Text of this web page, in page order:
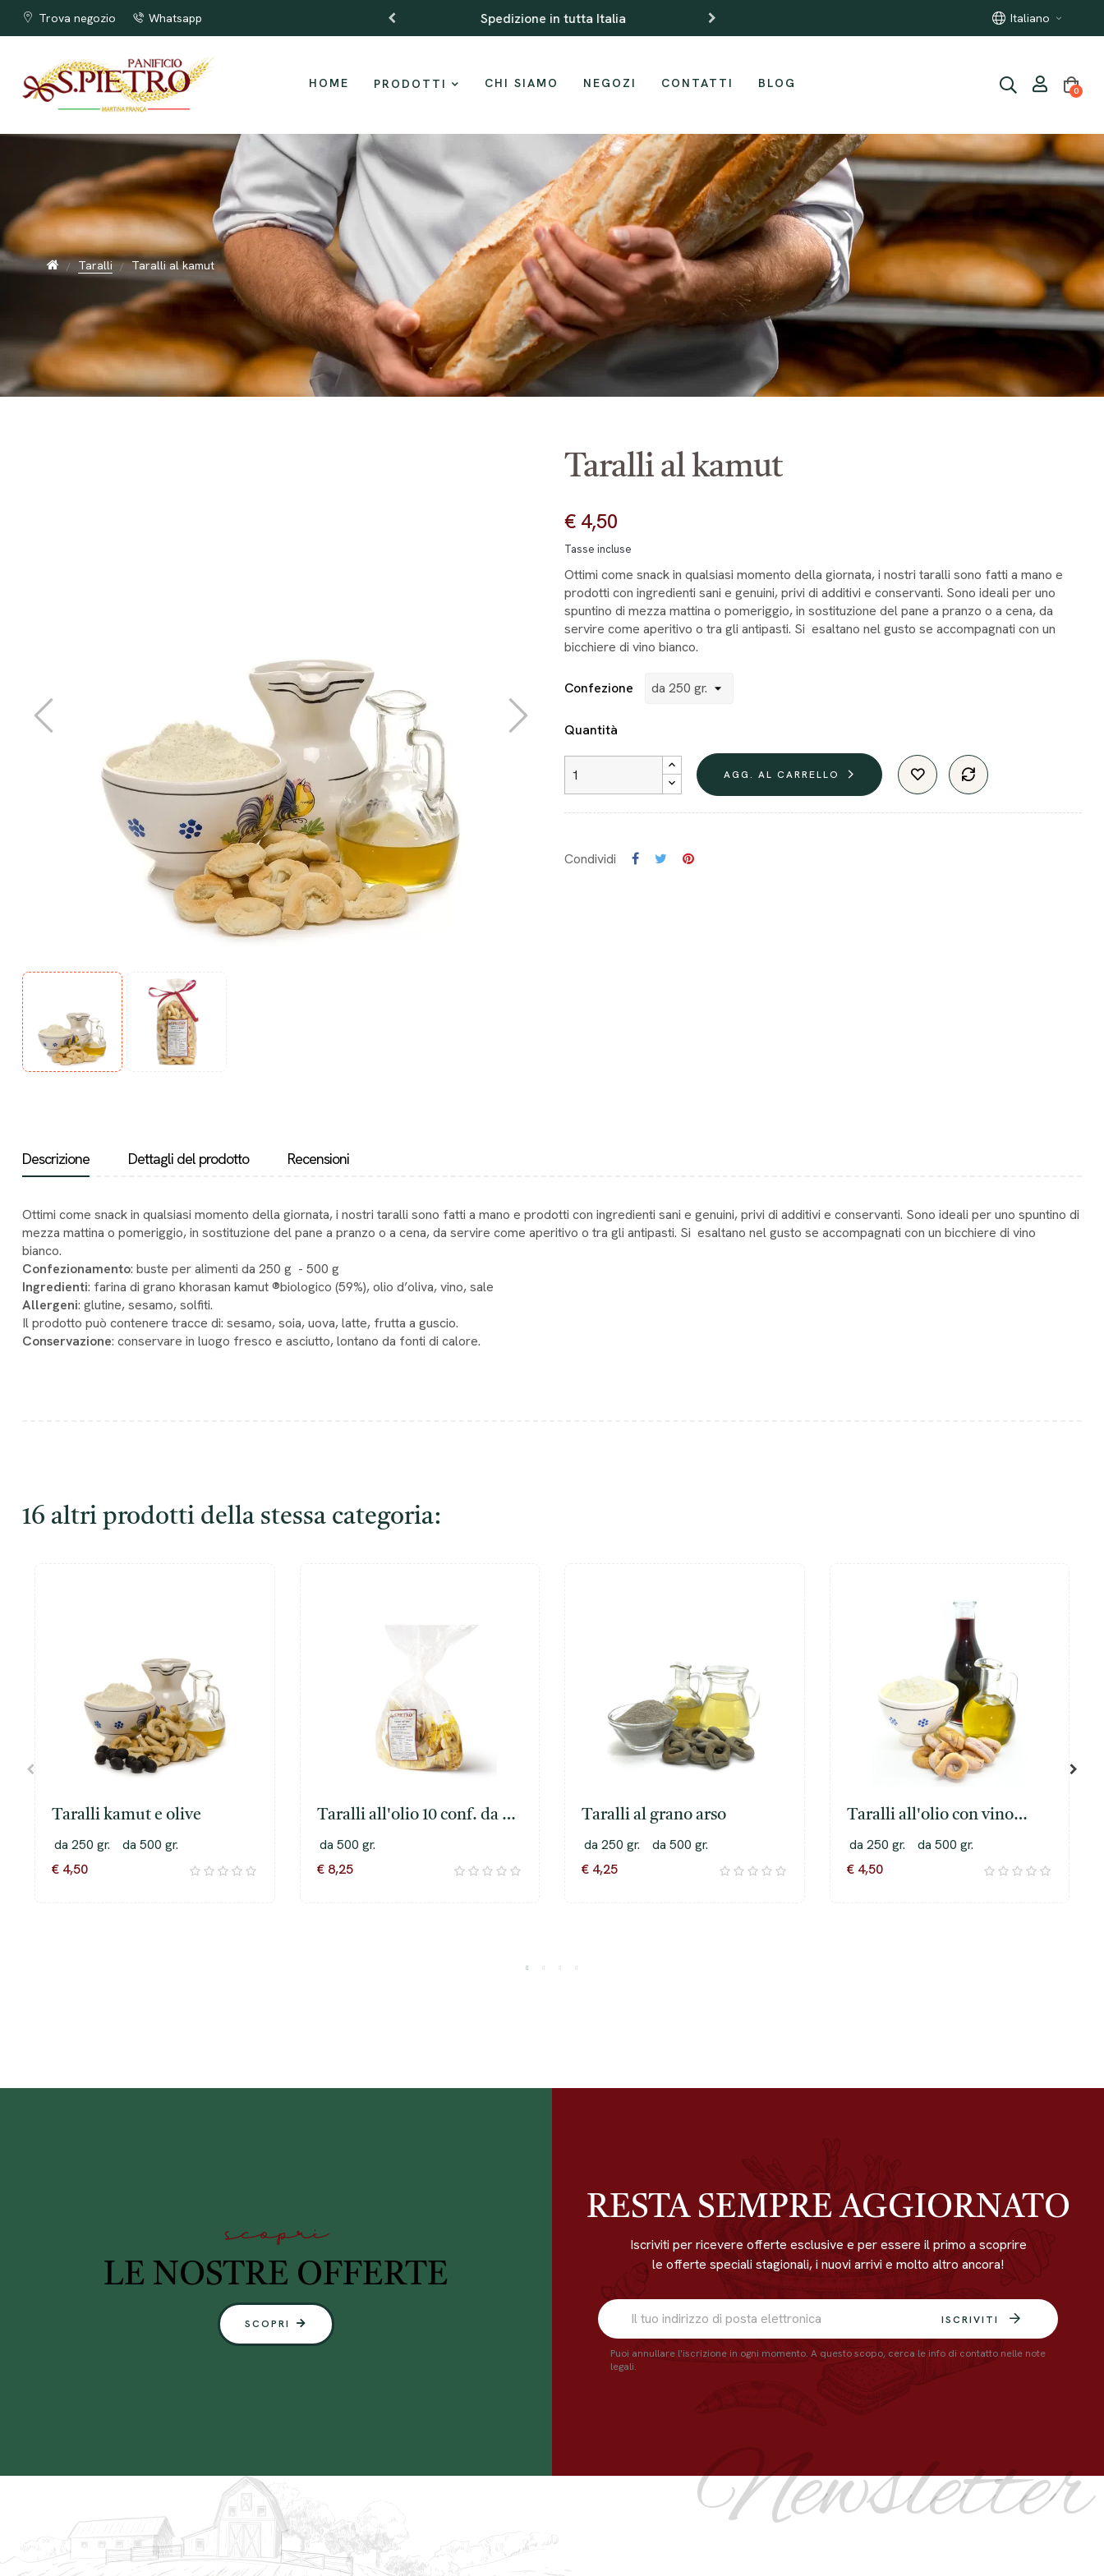
Trova negozio Whatsapp
I taralli più buoni di Puglia !!! Spedizione in tutta Italia Prodotti pugliesi artigianali Italiano
HOME PRODOTTI CHI SIAMO NEGOZI CONTATTI BLOG 0
Taralli Taralli al kamut
Taralli al kamut
€ 4,50
Tasse incluse
Ottimi come snack in qualsiasi momento della giornata, i nostri taralli sono fatti a mano e
prodotti con ingredienti sani e genuini, privi di additivi e conservanti. Sono ideali per uno
spuntino di mezza mattina o pomeriggio, in sostituzione del pane a pranzo o a cena, da
servire come aperitivo o tra gli antipasti. Si esaltano nel gusto se accompagnati con un
bicchiere di vino bianco.
Confezione
Quantità
AGG. AL CARRELLO
Condividi
Descrizione Dettagli del prodotto Recensioni
Ottimi come snack in qualsiasi momento della giornata, i nostri taralli sono fatti a mano e prodotti con ingredienti sani e genuini, privi di additivi e conservanti. Sono ideali per uno spuntino di
mezza mattina o pomeriggio, in sostituzione del pane a pranzo o a cena, da servire come aperitivo o tra gli antipasti. Si esaltano nel gusto se accompagnati con un bicchiere di vino
bianco.
Confezionamento: buste per alimenti da 250 g - 500 g
Ingredienti: farina di grano khorasan kamut ®biologico (59%), olio d’oliva, vino, sale
Allergeni: glutine, sesamo, solfiti.
Il prodotto può contenere tracce di: sesamo, soia, uova, latte, frutta a guscio.
Conservazione: conservare in luogo fresco e asciutto, lontano da fonti di calore.
16 altri prodotti della stessa categoria:
Taralli kamut e olive
da 250 gr.
da 500 gr.
€ 4,50
Taralli all'olio 10 conf. da 50
gr
da 500 gr.
€ 8,25
Taralli al grano arso
da 250 gr.
da 500 gr.
€ 4,25
Taralli all'olio con vino
"Primitivo"
da 250 gr.
da 500 gr.
€ 4,50
scopri
LE NOSTRE OFFERTE
SCOPRI
RESTA SEMPRE AGGIORNATO
Iscriviti per ricevere offerte esclusive e per essere il primo a scoprire
le offerte speciali stagionali, i nuovi arrivi e molto altro ancora!
ISCRIVITI
Puoi annullare l'iscrizione in ogni momento. A questo scopo, cerca le info di contatto nelle note
legali.
Newsletter